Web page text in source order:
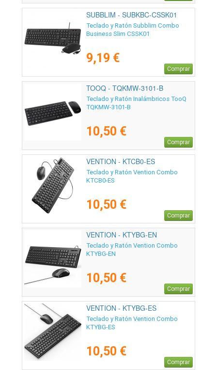
SUBBLIM - SUBKBC-CSSK01
Teclado y Ratón Subblim Combo
Business Slim CSSK01
9,19 €
Comprar
TOOQ - TQKMW-3101-B
Teclado y Ratón Inalámbricos TooQ
TQKMW-3101-B
10,50 €
Comprar
VENTION - KTCB0-ES
Teclado y Ratón Vention Combo
KTCB0-ES
10,50 €
Comprar
VENTION - KTYBG-EN
Teclado y Ratón Vention Combo
KTYBG-EN
10,50 €
Comprar
VENTION - KTYBG-ES
Teclado y Ratón Vention Combo
KTYBG-ES
10,50 €
Comprar